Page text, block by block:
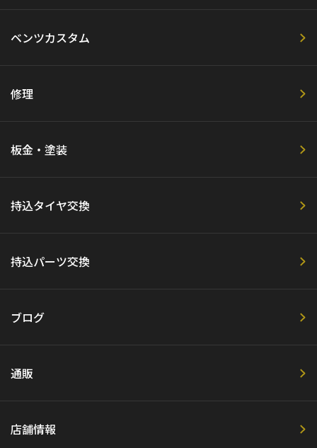
ベンツカスタム
修理
板金・塗装
持込タイヤ交換
持込パーツ交換
ブログ
通販
店舗情報